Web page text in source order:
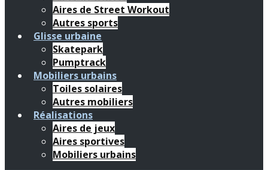
Aires de Street Workout
Autres sports
Glisse urbaine
Skatepark
Pumptrack
Mobiliers urbains
Toiles solaires
Autres mobiliers
Réalisations
Aires de jeux
Aires sportives
Mobiliers urbains